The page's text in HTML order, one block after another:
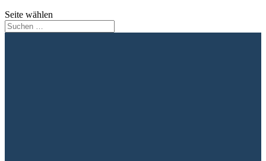
Seite wählen